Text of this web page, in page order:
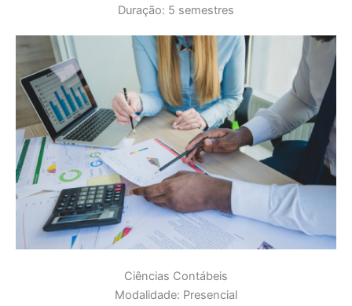
Duração: 5 semestres
Ciências Contábeis
Modalidade: Presencial